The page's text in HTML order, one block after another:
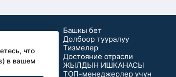
что
в вашем
Башкы бет
Долбоор тууралуу
Тизмелер
Достояние отрасли
ЖЫЛДЫН ИШКАНАСЫ
ТОП-менеджерлер үчүн